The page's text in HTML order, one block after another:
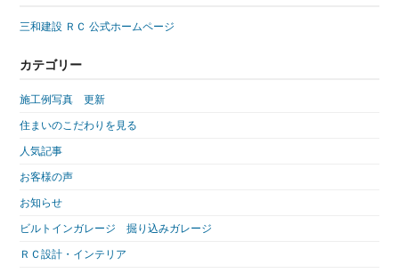
三和建設 ＲＣ 公式ホームページ
カテゴリー
施工例写真 更新
住まいのこだわりを見る
人気記事
お客様の声
お知らせ
ビルトインガレージ 掘り込みガレージ
ＲＣ設計・インテリア